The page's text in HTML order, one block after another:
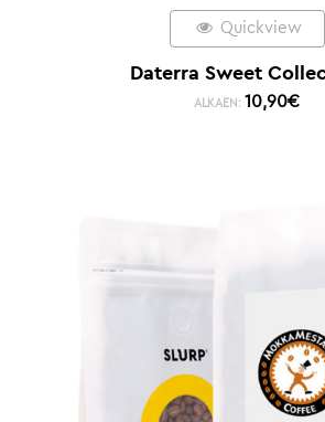
Quickview
Daterra Sweet
ALKAEN: 10,90€